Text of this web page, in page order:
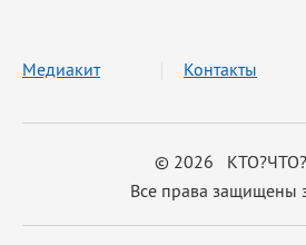
© 2026
Все права защищены
Медиакит Контакты